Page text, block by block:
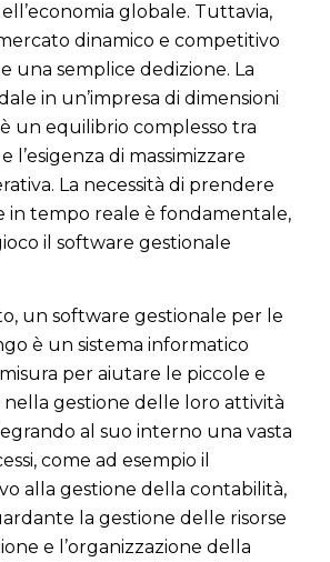
globale. Tuttavia,
dinamico e competitivo
una semplice dedizione. La
in un’impresa di dimensioni
un equilibrio complesso tra
l’esigenza di massimizzare
La necessità di prendere
in tempo reale è fondamentale,
il software gestionale
un software gestionale per le
è un sistema informatico
per aiutare le piccole e
nella gestione delle loro attività
al suo interno una vasta
come ad esempio il
alla gestione della contabilità,
la gestione delle risorse
e l’organizzazione della